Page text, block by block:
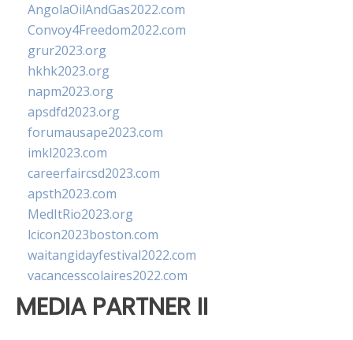
AngolaOilAndGas2022.com
Convoy4Freedom2022.com
grur2023.org
hkhk2023.org
napm2023.org
apsdfd2023.org
forumausape2023.com
imkl2023.com
careerfaircsd2023.com
apsth2023.com
MedItRio2023.org
lcicon2023boston.com
waitangidayfestival2022.com
vacancesscolaires2022.com
MEDIA PARTNER II